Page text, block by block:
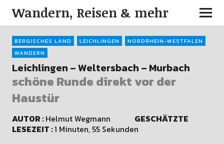
Wandern, Reisen & mehr
BERGISCHES LAND LEICHLINGEN
NORDRHEIN-WESTFALEN
WANDERN
Leichlingen – Weltersbach – Murbach
schöne Runde direkt vor der
Haustür
AUTOR :Helmut Wegmann GESCHÄTZTE
LESEZEIT :1 Minuten, 55 Sekunden